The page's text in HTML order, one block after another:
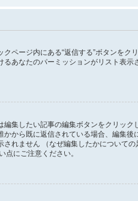
ページ内にある“返信する”ボタンをク
あなたのパーミッションがリスト表
集したい記事の編集ボタンをクリック
から既に返信されている場合、編集後
れません （なぜ編集したかについて
にご注意ください。